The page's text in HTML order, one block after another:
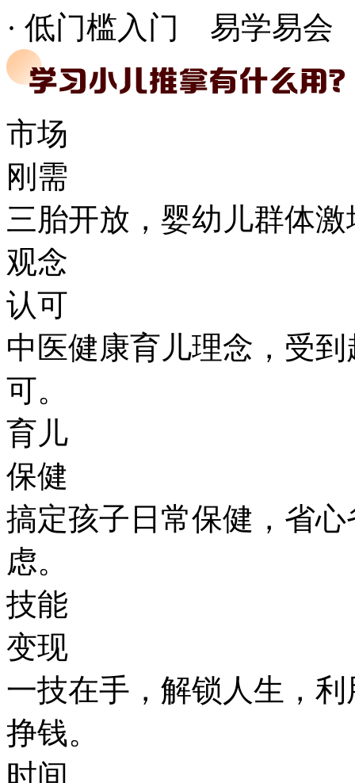
· 低门槛入门 易学易
市场
刚需
三胎开放，婴幼儿群体
观念
认可
中医健康育儿理念，受
可。
育儿
保健
搞定孩子日常保健，省
虑。
技能
变现
一技在手，解锁人生，
挣钱。
时间